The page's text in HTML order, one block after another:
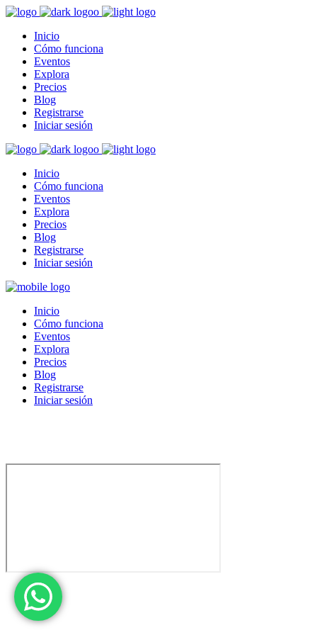
Inicio
Cómo funciona
Eventos
Explora
Precios
Blog
Registrarse
Iniciar sesión
Inicio
Cómo funciona
Eventos
Explora
Precios
Blog
Registrarse
Iniciar sesión
Inicio
Cómo funciona
Eventos
Explora
Precios
Blog
Registrarse
Iniciar sesión